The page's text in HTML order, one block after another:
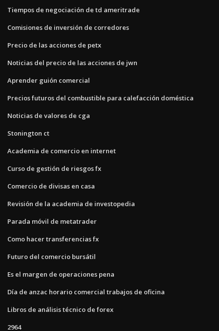
Tiempos de negociación de td ameritrade
Comisiones de inversión de corredores
Precio de las acciones de petx
Noticias del precio de las acciones de jwn
Aprender guión comercial
Precios futuros del combustible para calefacción doméstica
Noticias de valores de cga
Stonington ct
Academia de comercio en internet
Curso de gestión de riesgos fx
Comercio de divisas en casa
Revisión de la academia de investopedia
Parada móvil de metatrader
Como hacer transferencias fx
Futuro del comercio bursátil
Es el margen de operaciones pena
Día de anzac horario comercial trabajos de oficina
Libros de análisis técnico de forex
2964